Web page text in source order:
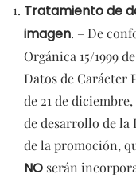
Tratamiento de
imagen. – De
Orgánica 15/1999
Datos de Carácter
de 21 de
de desarrollo de la
de la promoción,
NO serán